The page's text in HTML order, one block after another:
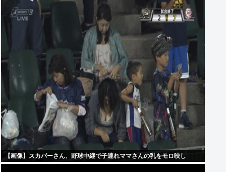
【画像】スカパーさん、野球中継で子連れママさんの乳をモロ映し